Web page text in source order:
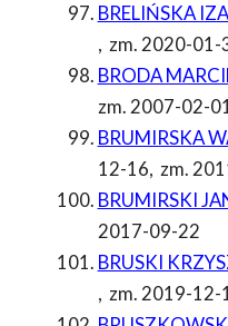
BRELIŃSKA
, zm. 2020-01-
BRODA
zm. 2007-02-
BRUMIRSKA
12-16, zm.
BRUMIRSKI
2017-09-22
BRUSKI
, zm. 2019-12-